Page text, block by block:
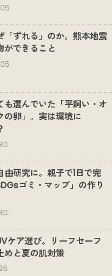
「ずれる」のか。熊本地震
ができること
も選んでいた「平飼い・オ
の卵」。実は環境に
由研究に。親子で1日で完
ゴミ・マップ」の作り
ケア選び。リーフセーフ
めと夏の肌対策